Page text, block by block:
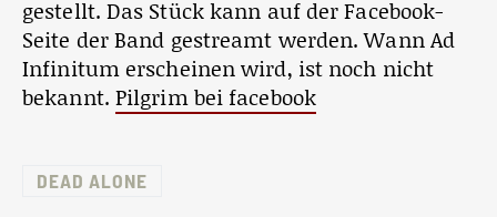
gestellt. Das Stück kann auf der Facebook-
Seite der Band gestreamt werden. Wann Ad
Infinitum erscheinen wird, ist noch nicht
bekannt. Pilgrim bei facebook
DEAD ALONE